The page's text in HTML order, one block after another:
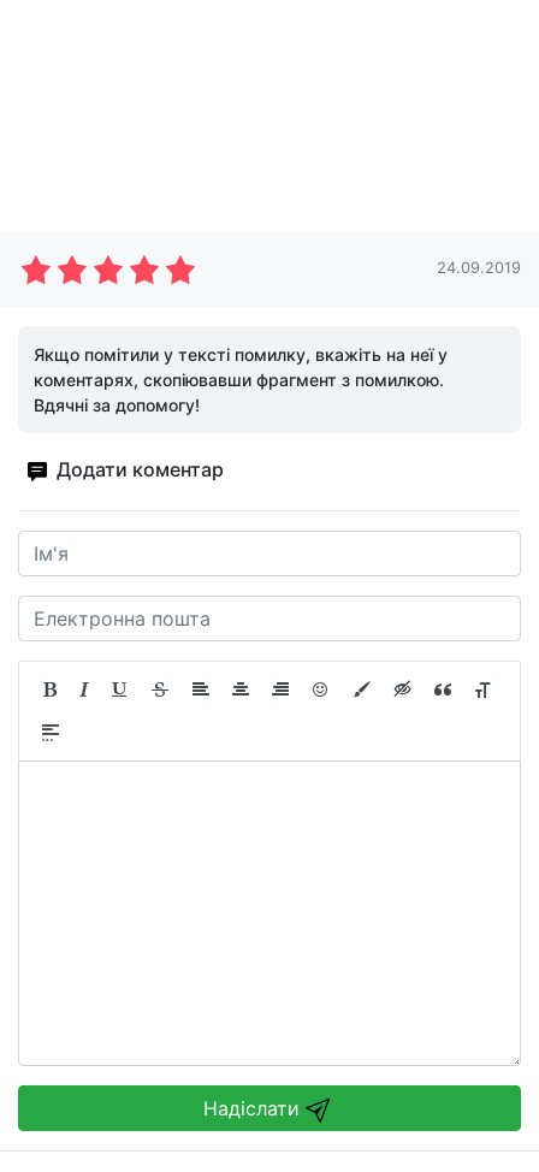
24.09.2019
Якщо помітили у тексті помилку, вкажіть на неї у
коментарях, скопіювавши фрагмент з помилкою.
Вдячні за допомогу!
Додати коментар
Надіслати